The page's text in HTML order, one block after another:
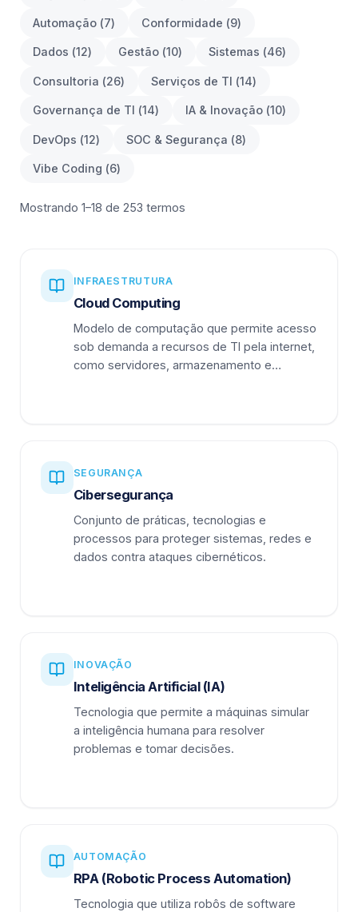
Automação (7) Conformidade (9)
Dados (12) Gestão (10) Sistemas (46)
Consultoria (26) Serviços de TI (14)
Governança de TI (14) IA & Inovação (10)
DevOps (12) SOC & Segurança (8)
Vibe Coding (6)
Mostrando 1–18 de 253 termos
INFRAESTRUTURA
Cloud Computing
Modelo de computação que permite acesso
sob demanda a recursos de TI pela internet,
como servidores, armazenamento e
SEGURANÇA
Cibersegurança
Conjunto de práticas, tecnologias e
processos para proteger sistemas, redes e
dados contra ataques cibernéticos.
INOVAÇÃO
Inteligência Artificial (IA)
Tecnologia que permite a máquinas simular
a inteligência humana para resolver
problemas e tomar decisões.
AUTOMAÇÃO
RPA (Robotic Process Automation)
Tecnologia que utiliza robôs de software